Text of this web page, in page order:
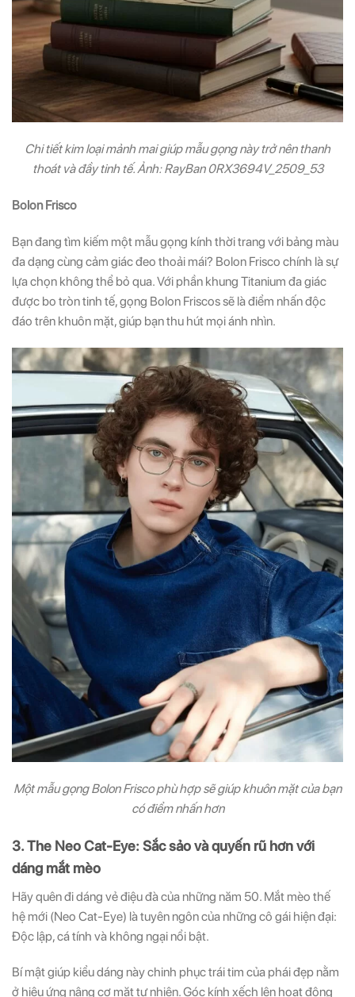
Chi tiết kim loại mảnh mai giúp mẫu gọng này trở nên thanh
thoát và đầy tinh tế. Ảnh: RayBan 0RX3694V_2509_53
Bolon Frisco
Bạn đang tìm kiếm một mẫu gọng kính thời trang với bảng màu
đa dạng cùng cảm giác đeo thoải mái? Bolon Frisco chính là sự
lựa chọn không thể bỏ qua. Với phần khung Titanium đa giác
được bo tròn tinh tế, gọng Bolon Friscos sẽ là điểm nhấn độc
đáo trên khuôn mặt, giúp bạn thu hút mọi ánh nhìn.
Một mẫu gọng Bolon Frisco phù hợp sẽ giúp khuôn mặt của bạn
có điểm nhấn hơn
3. The Neo Cat-Eye: Sắc sảo và quyến rũ hơn với
dáng mắt mèo
Hãy quên đi dáng vẻ điệu đà của những năm 50. Mắt mèo thế
hệ mới (Neo Cat-Eye) là tuyên ngôn của những cô gái hiện đại:
Độc lập, cá tính và không ngại nổi bật.
Bí mật giúp kiểu dáng này chinh phục trái tim của phái đẹp nằm
ở hiệu ứng nâng cơ mặt tự nhiên. Góc kính xếch lên hoạt động